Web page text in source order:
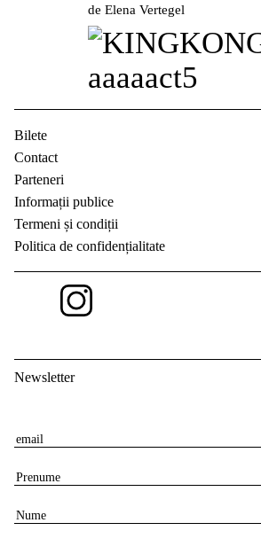
de Elena Vertegel
Bilete
Contact
Parteneri
Informații publice
Termeni și condiții
Politica de confidențialitate
Newsletter
E
a
i
l
P
eN